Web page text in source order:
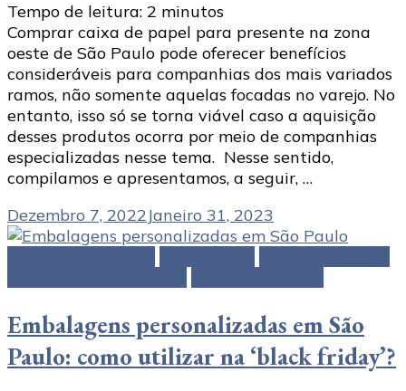
Tempo de leitura: 2 minutos
Comprar caixa de papel para presente na zona
oeste de São Paulo pode oferecer benefícios
consideráveis para companhias dos mais variados
ramos, não somente aquelas focadas no varejo. No
entanto, isso só se torna viável caso a aquisição
desses produtos ocorra por meio de companhias
especializadas nesse tema. Nesse sentido,
compilamos e apresentamos, a seguir, …
Dezembro 7, 2022Janeiro 31, 2023
Embalagens personalizadas em São
Paulo: como utilizar na ‘black friday’?